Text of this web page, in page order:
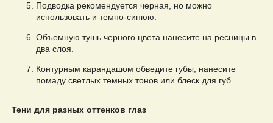
Подводка рекомендуется черная, но можно
использовать и темно-синюю.
Объемную тушь черного цвета нанесите на ресницы в
два слоя.
Контурным карандашом обведите губы, нанесите
помаду светлых темных тонов или блеск для губ.
Тени для разных оттенков глаз